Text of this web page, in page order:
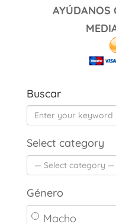
AYÚDANOS
Buscar
Select category
Género
Macho